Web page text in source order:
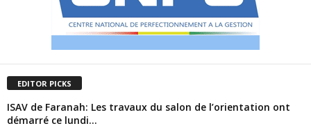
EDITOR PICKS
ISAV de Faranah: Les travaux du salon de l’orientation ont
démarré ce lundi…